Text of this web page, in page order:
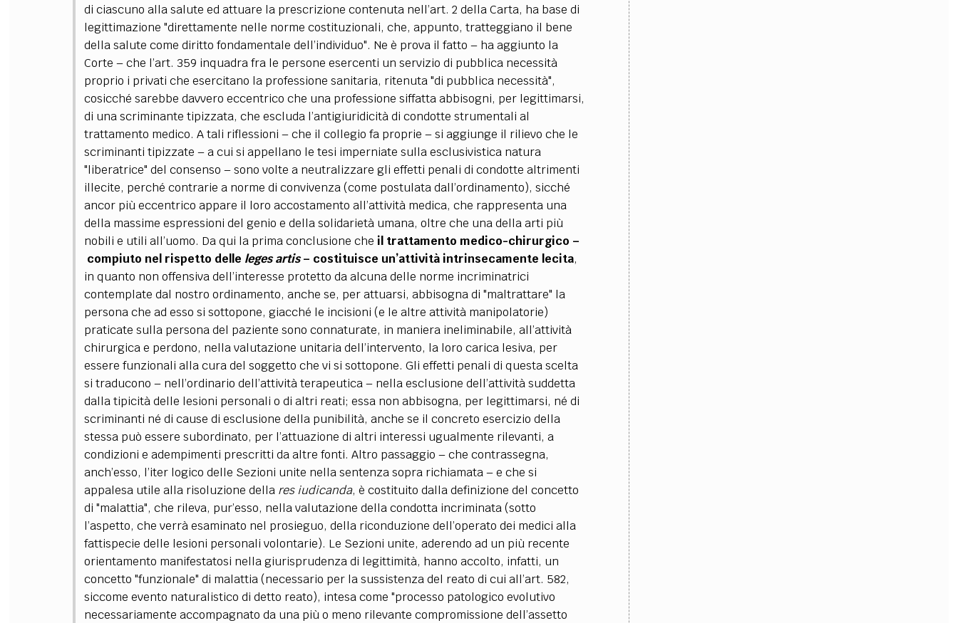
di ciascuno alla salute ed attuare la prescrizione contenuta nell’art. 2 della Carta, ha base di
legittimazione "direttamente nelle norme costituzionali, che, appunto, tratteggiano il bene
della salute come diritto fondamentale dell’individuo". Ne è prova il fatto –ha aggiunto la
Corte –che l’art. 359 inquadra fra le persone esercenti un servizio di pubblica necessità
proprio i privati che esercitano la professione sanitaria, ritenuta "di pubblica necessità",
cosicché sarebbe davvero eccentrico che una professione siffatta abbisogni, per legittimarsi,
di una scriminante tipizzata, che escluda l’antigiuridicità di condotte strumentali al
trattamento medico. A tali riflessioni –che il collegio fa proprie –si aggiunge il rilievo che le
scriminanti tipizzate –a cui si appellano le tesi imperniate sulla esclusivistica natura
"liberatrice" del consenso –sono volte a neutralizzare gli effetti penali di condotte altrimenti
illecite, perché contrarie a norme di convivenza (come postulata dall’ordinamento), sicché
ancor più eccentrico appare il loro accostamento all’attività medica, che rappresenta una
della massime espressioni del genio e della solidarietà umana, oltre che una della arti più
nobili e utili all’uomo. Da qui la prima conclusione che il trattamento medico-chirurgico –
compiuto nel rispetto delle leges artis – costituisce un’attività intrinsecamente lecita,
in quanto non offensiva dell’interesse protetto da alcuna delle norme incriminatrici
contemplate dal nostro ordinamento, anche se, per attuarsi, abbisogna di "maltrattare" la
persona che ad esso si sottopone, giacché le incisioni (e le altre attività manipolatorie)
praticate sulla persona del paziente sono connaturate, in maniera ineliminabile, all’attività
chirurgica e perdono, nella valutazione unitaria dell’intervento, la loro carica lesiva, per
essere funzionali alla cura del soggetto che vi si sottopone. Gli effetti penali di questa scelta
si traducono –nell’ordinario dell’attività terapeutica–nella esclusione dell’attività suddetta
dalla tipicità delle lesioni personali o di altri reati; essa non abbisogna, per legittimarsi, né di
scriminanti né di cause di esclusione della punibilità, anche se il concreto esercizio della
stessa può essere subordinato, per l’attuazione di altri interessi ugualmente rilevanti, a
condizioni e adempimenti prescritti da altre fonti. Altro passaggio –che contrassegna,
anch’esso, l’iter logico delle Sezioni unite nella sentenza sopra richiamata–e che si
appalesa utile alla risoluzione della res iudicanda, è costituito dalla definizione del concetto
di "malattia", che rileva, pur’esso, nella valutazione della condotta incriminata (sotto
l’aspetto, che verrà esaminato nel prosieguo, della riconduzione dell’operato dei medici alla
fattispecie delle lesioni personali volontarie). Le Sezioni unite, aderendo ad un più recente
orientamento manifestatosi nella giurisprudenza di legittimità, hanno accolto, infatti, un
concetto "funzionale" di malattia (necessario per la sussistenza del reato di cui all’art. 582,
siccome evento naturalistico di detto reato), intesa come "processo patologico evolutivo
necessariamente accompagnato da una più o meno rilevante compromissione dell’assetto